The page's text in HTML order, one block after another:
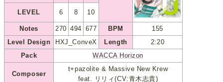
LEVEL 6 8 10
Notes 270 494 677 BPM
155
Level Design
HXJ_ConveX Length
2:20
Pack
WACCA Horizon
Composer
t+pazolite & Massive New Krew
feat. リリィ(CV:青木志貴)